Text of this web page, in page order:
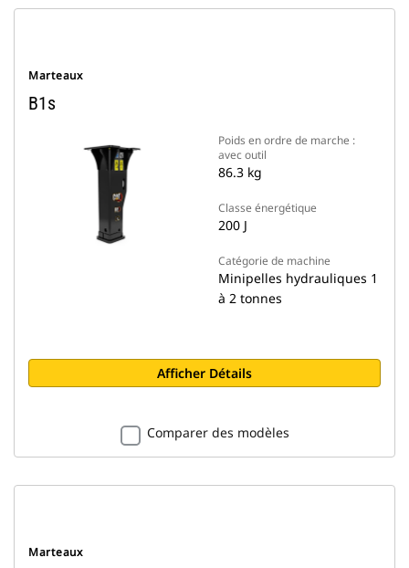
Marteaux
B1s
Poids en ordre de marche :
avec outil
86.3 kg
Classe énergétique
200 J
Catégorie de machine
Minipelles hydrauliques 1
à 2 tonnes
Afficher Détails
Comparer des modèles
Marteaux